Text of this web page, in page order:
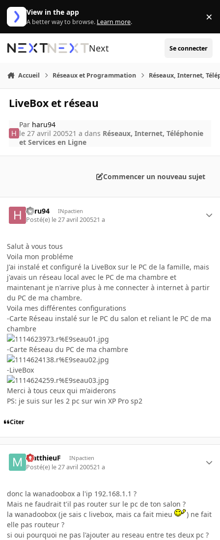
Aller au contenu
View in the app
A better way to browse. Learn more. ×
Next Se connecter
Accueil Réseaux et Programmation Réseaux, Internet,
LiveBox et réseau
Par haru94
le 27 avril 200521 a dans Réseaux, Internet, Téléphonie
et Services en Ligne
Commencer un nouveau sujet
haru94 INpactien
Posté(e) le 27 avril 200521 a
Salut à vous tous
Voila mon probléme
J'ai instalé et configuré la LiveBox sur le PC de la famille, mais
j'avais un réseau local avec le PC de ma chambre et
maintenant je n'arrive plus à me connecter à internet à partir
du PC de ma chambre.
Voila mes différentes configurations
-Carte Réseau instalé sur le PC du salon et reliant le PC de ma
chambre
-Carte Réseau du PC de ma chambre
-LiveBox
Merci à tous ceux qui m'aiderons
PS: je suis sur les 2 pc sur win XP Pro sp2
Citer
MatthieuF INpactien
Posté(e) le 27 avril 200521 a
donc la wanadoobox a l'ip 192.168.1.1 ?
Mais ne faudrait t'il pas router sur le pc de ton salon ?
la wanadoobox (je sais c livebox, mais ca fait mieu
) ne fait
elle pas routeur ?
si oui pourquoi ne pas l'ajouter au reseau entre tes deux pc ?